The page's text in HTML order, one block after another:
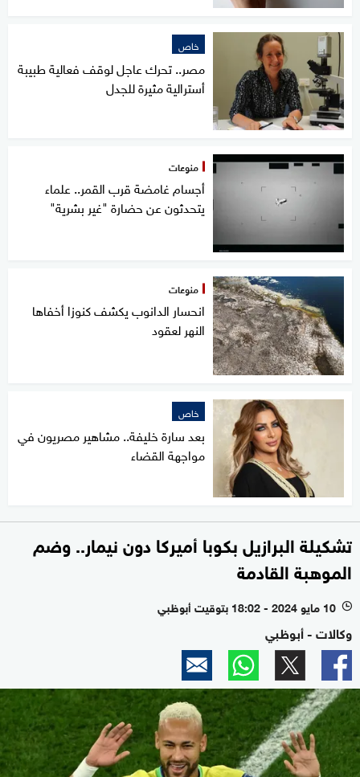
خاص
مصر.. تحرك عاجل لوقف فعالية طبيبة
أسترالية مثيرة للجدل
منوعات
أجسام غامضة قرب القمر.. علماء
يتحدثون عن حضارة "غير بشرية"
منوعات
انحسار الدانوب يكشف كنوزا أخفاها
النهر لعقود
خاص
بعد سارة خليفة.. مشاهير مصريون في
مواجهة القضاء
تشكيلة البرازيل بكوبا أميركا دون نيمار.. وضم
الموهبة القادمة
l 10 مايو 2024 - 18:02 بتوقيت أبوظبي
وكالات - أبوظبي